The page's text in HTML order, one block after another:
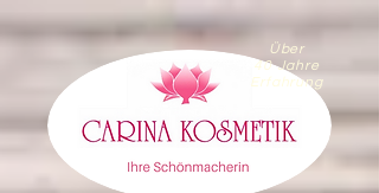
Über
40 Jahre
Erfahrung